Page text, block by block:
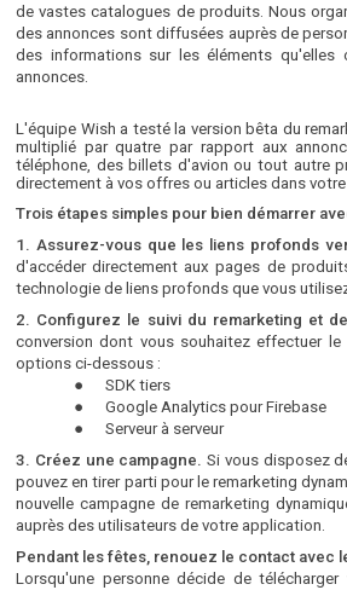
de vastes catalogues de produits. Nous
des annonces sont diffusées auprès de
des informations sur les éléments
annonces.
L'équipe Wish a testé la version bêta du
multiplié par quatre par rapport aux
téléphone, des billets d'avion ou tout autre
directement à vos offres ou articles dans
Trois étapes simples pour bien démarrer
1. Assurez-vous que les liens profonds
d'accéder directement aux pages de
technologie de liens profonds que vous
2. Configurez le suivi du remarketing et
conversion dont vous souhaitez effectuer
options ci-dessous :
●
SDK tiers
●
Google Analytics pour Firebase
●
Serveur à serveur
3. Créez une campagne. Si vous disposez
pouvez en tirer parti pour le remarketing
nouvelle campagne de remarketing
auprès des utilisateurs de votre application.
Pendant les fêtes, renouez le contact avec
Lorsqu'une personne décide de